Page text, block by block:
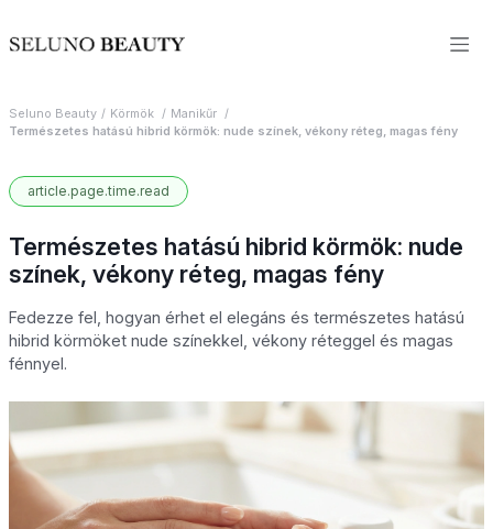
Seluno Beauty Körmök
Manikűr
Természetes hatású hibrid körmök: nude színek, vékony réteg, magas fény
article.page.time.read
Természetes hatású hibrid körmök: nude
színek, vékony réteg, magas fény
Fedezze fel, hogyan érhet el elegáns és természetes hatású
hibrid körmöket nude színekkel, vékony réteggel és magas
fénnyel.